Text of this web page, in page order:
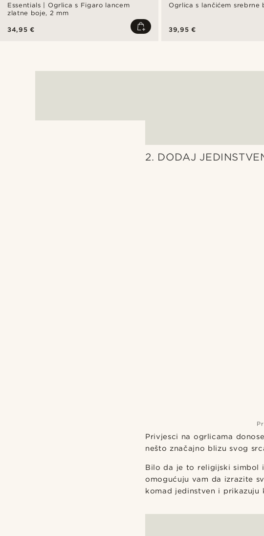
Essentials | Ogrlica s Figaro lancem
zlatne boje, 2 mm
34,95 €
Ogrlica s lančićem srebrne
39,95 €
2. DODAJ
Privjesci na ogrlicama
nešto značajno blizu svog
Bilo da je to religijski simbol
omogućuju vam da izrazite
komad jedinstven i prikazuju